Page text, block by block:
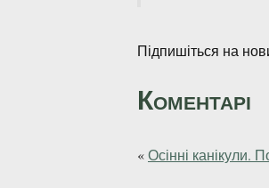
Підпишіться на
Коментарі
«Осінні канікули.